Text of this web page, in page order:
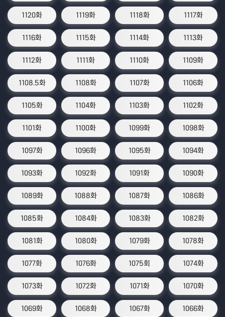
1120화 1119화 1118화 1117화
1116화 1115화 1114화 1113화
1112화 1111화 1110화 1109화
1108.5화 1108화 1107화 1106화
1105화 1104화 1103화 1102화
1101화 1100화 1099화 1098화
1097화 1096화 1095화 1094화
1093화 1092화 1091화 1090화
1089화 1088화 1087화 1086화
1085화 1084화 1083화 1082화
1081화 1080화 1079화 1078화
1077화 1076화 1075회 1074화
1073화 1072화 1071화 1070화
1069화 1068화 1067화 1066화